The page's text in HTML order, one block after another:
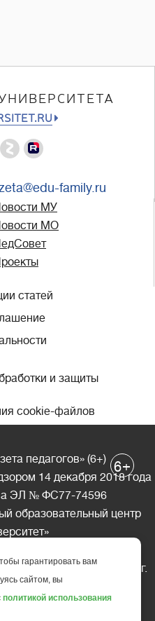
family.ru
МУ
МО
статей
и защиты
cookie-файлов
педагогов» (6+)
14 декабря 2018 года
ЭЛ № ФС77-74596
образовательный центр
Республика Карелия, г.
Энгельса д.10, офис 211
(499) 685-10-45
6+
гарантировать вам
сайтом, вы
политикой использования